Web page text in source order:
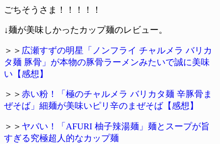
ごちそうさま！！！！！
↓麺が美味しかったカップ麺のレビュー。
＞＞ 広瀬すずの明星「ノンフライ チャルメラ バリカ
タ麺 豚骨」が本物の豚骨ラーメンみたいで誠に美味
い【感想】
＞＞ 赤い粉！「極のチャルメラ バリカタ麺 辛豚骨ま
ぜそば」細麺が美味いピリ辛のまぜそば【感想】
＞＞ ヤバい！「AFURI 柚子辣湯麺」麺とスープが旨
すぎる究極超人的なカップ麺